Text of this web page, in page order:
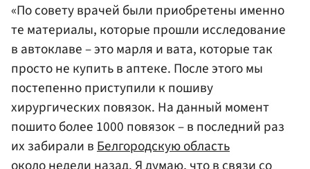
«По совету врачей были приобретены именно
те материалы, которые прошли исследование
в автоклаве – это марля и вата, которые так
просто не купить в аптеке. После этого мы
постепенно приступили к пошиву
хирургических повязок. На данный момент
пошито более 1000 повязок – в последний раз
их забирали вБелгородскую область